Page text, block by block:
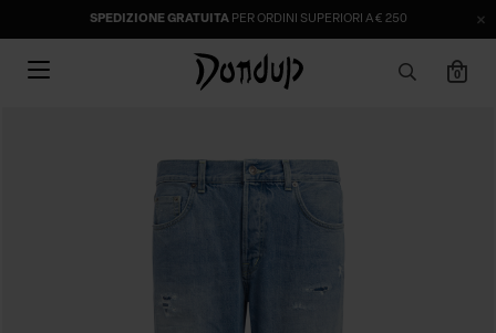
SPEDIZIONE GRATUITAPER ORDINI SUPERIORI A € 250
0